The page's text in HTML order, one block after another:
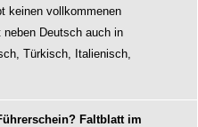
keinen vollkommenen
Deutsch auch in
Türkisch, Italienisch,
Faltblatt im